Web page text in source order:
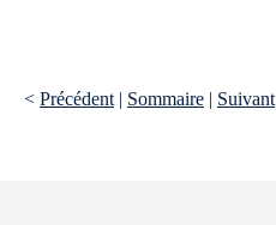
< Précédent | Sommaire | Suivant